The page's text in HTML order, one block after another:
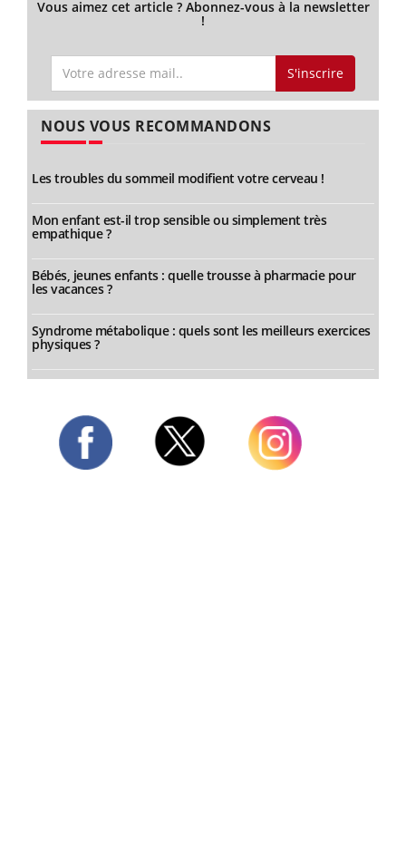
Vous aimez cet article ? Abonnez-vous à la newsletter
!
S'inscrire
NOUS VOUS RECOMMANDONS
Les troubles du sommeil modifient votre cerveau !
Mon enfant est-il trop sensible ou simplement très
empathique ?
Bébés, jeunes enfants : quelle trousse à pharmacie pour
les vacances ?
Syndrome métabolique : quels sont les meilleurs exercices
physiques ?